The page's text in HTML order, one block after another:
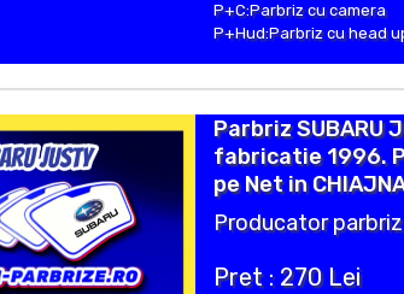
P+C:Parbriz cu camera
P+Hud:Parbriz cu head
Parbriz SUBARU
fabricatie 1996.
pe Net in
Producator parbriz
Pret : 270 Lei